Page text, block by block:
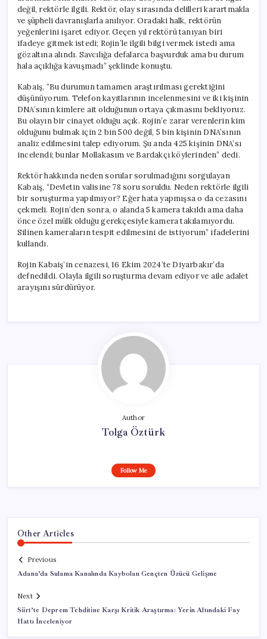
değil, rektörle ilgili. Rektör, olay sırasında delilleri karartmakla
ve şüpheli davranışlarla anılıyor. Oradaki halk, rektörün
yeğenlerini işaret ediyor. Geçen yıl rektörü tanıyan biri
ifadeye gitmek istedi; Rojin’le ilgili bilgi vermek istedi ama
gözaltına alındı. Savcılığa defalarca başvurduk ama bu durum
hala açıklığa kavuşmadı” şeklinde konuştu.
Kabaiş, “Bu durumun tamamen araştırılması gerektiğini
düşünüyorum. Telefon kayıtlarının incelenmesini ve iki kişinin
DNA’sının kimlere ait olduğunun ortaya çıkmasını bekliyoruz.
Bu olayın bir cinayet olduğu açık. Rojin’e zarar verenlerin kim
olduğunu bulmak için 2 bin 500 değil, 5 bin kişinin DNA’sının
analiz edilmesini talep ediyorum. Şu anda 425 kişinin DNA’sı
incelendi; bunlar Mollakasım ve Bardakçı köylerinden” dedi.
Rektör hakkında neden sorular sorulmadığını sorgulayan
Kabaiş, “Devletin valisine 78 soru soruldu. Neden rektörle ilgili
bir soruşturma yapılmıyor? Eğer hata yapmışsa o da cezasını
çekmeli. Rojin’den sonra, o alanda 5 kamera takıldı ama daha
önce özel mülk olduğu gerekçesiyle kamera takılamıyordu.
Silinen kameraların tespit edilmesini de istiyorum” ifadelerini
kullandı.
Rojin Kabaiş’in cenazesi, 16 Ekim 2024’te Diyarbakır’da
defnedildi. Olayla ilgili soruşturma devam ediyor ve aile adalet
arayışını sürdürüyor.
Author
Tolga Öztürk
Follow Me
Other Articles
Previous
Adana’da Sulama Kanalında Kaybolan Gençten Üzücü Gelişme
Next
Siirt’te Deprem Tehditine Karşı Kritik Araştırma: Yerin Altındaki Fay
Hattı İnceleniyor